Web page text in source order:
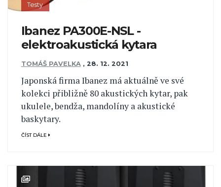
Testy
Ibanez PA300E-NSL -
elektroakustická kytara
TOMÁŠ PAVELKA , 28. 12. 2021
Japonská firma Ibanez má aktuálně ve své
kolekci přibližně 80 akustických kytar, pak
ukulele, bendža, mandolíny a akustické
baskytary.
ČÍST DÁLE